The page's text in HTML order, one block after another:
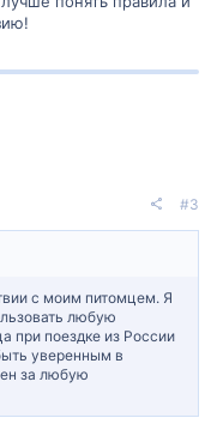
#3
с моим питомцем. Я
любую
при поездке из России
уверенным в
за любую